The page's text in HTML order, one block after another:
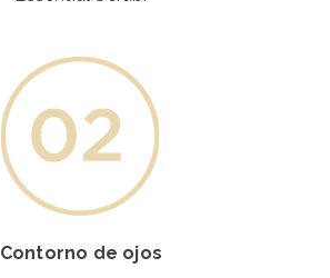
Contorno de ojos